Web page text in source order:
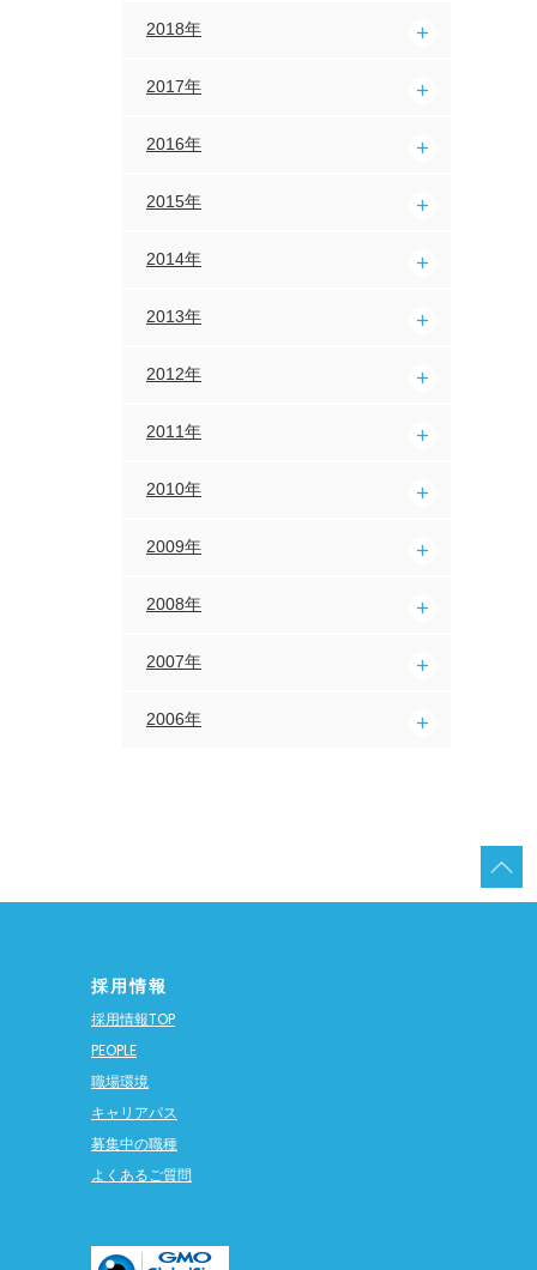
2018年
2017年
2016年
2015年
2014年
2013年
2012年
2011年
2010年
2009年
2008年
2007年
2006年
採用情報
採用情報TOP
PEOPLE
職場環境
キャリアパス
募集中の職種
よくあるご質問